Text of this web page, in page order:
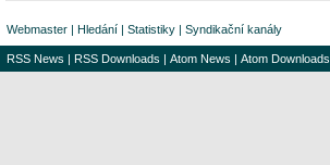
Webmaster | Hledání | Statistiky | Syndikační kanály
RSS News | RSS Downloads | Atom News | Atom Downloads